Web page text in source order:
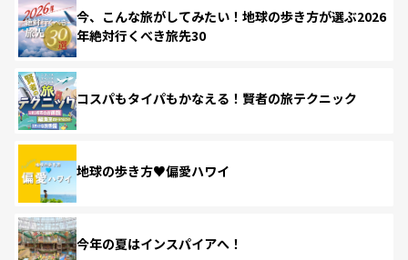
今、こんな旅がしてみたい！地球の歩き方が選ぶ2026
年絶対行くべき旅先30
コスパもタイパもかなえる！賢者の旅テクニック
地球の歩き方♥偏愛ハワイ
今年の夏はインスパイアへ！